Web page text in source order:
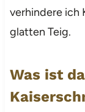
verhindere ich
glatten Teig.
Was ist